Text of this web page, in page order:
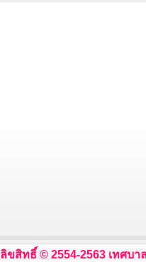
ลิขสิทธิ์ © 2554-2563 เทศบ